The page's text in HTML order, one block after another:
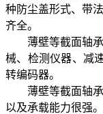
种防尘盖形式、带
齐全。
薄壁等截面轴承
械、检测仪器、减
转编码器。
薄壁等截面轴承
以及承载能力很强